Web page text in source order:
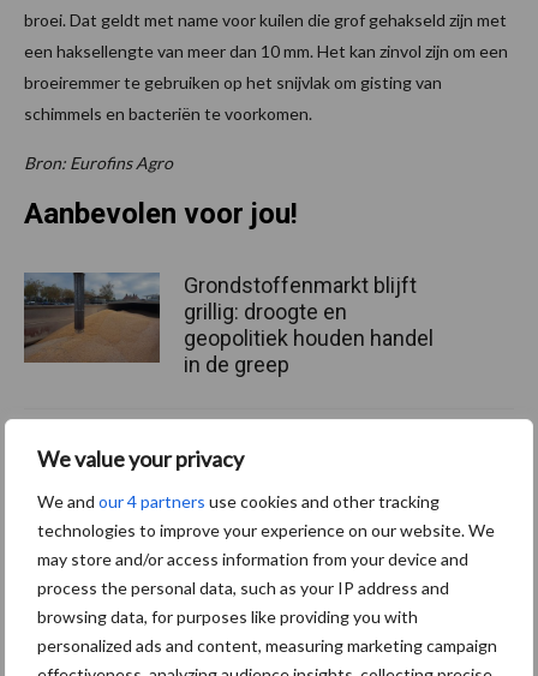
We value your privacy
We and our 4 partners use cookies and other tracking
technologies to improve your experience on our website. We
may store and/or access information from your device and
process the personal data, such as your IP address and
browsing data, for purposes like providing you with
personalized ads and content, measuring marketing campaign
broei. Dat geldt met name voor kuilen die grof gehakseld zijn met
een haksellengte van meer dan 10 mm. Het kan zinvol zijn om een
broeiremmer te gebruiken op het snijvlak om gisting van
schimmels en bacteriën te voorkomen.
Bron: Eurofins Agro
Aanbevolen voor jou!
Grondstoffenmarkt blijft
grillig: droogte en
geopolitiek houden handel
in de greep
De speenhuid: een vaak
onderschatte risicofactor
voor mastitis
ForFarmers ziet volume en
marktaandeel groeien in
krimpende Nederlandse